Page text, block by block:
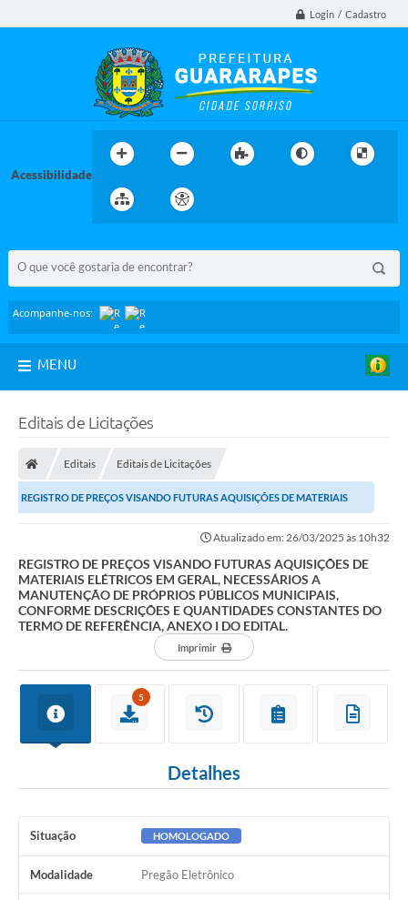
Login / Cadastro
Acessibilidade
Acompanhe-nos:
MENU
Editais de Licitações
Editais Editais de Licitações
REGISTRO DE PREÇOS VISANDO FUTURAS AQUISIÇÕES DE MATERIAIS
Atualizado em: 26/03/2025 às 10h32
REGISTRO DE PREÇOS VISANDO FUTURAS AQUISIÇÕES DE
MATERIAIS ELÉTRICOS EM GERAL, NECESSÁRIOS A
MANUTENÇÃO DE PRÓPRIOS PÚBLICOS MUNICIPAIS,
CONFORME DESCRIÇÕES E QUANTIDADES CONSTANTES DO
TERMO DE REFERÊNCIA, ANEXO I DO EDITAL.
Imprimir
5
Detalhes
Situação HOMOLOGADO
Modalidade Pregão Eletrônico